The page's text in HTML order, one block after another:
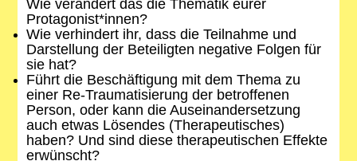
Wie verändert das die Thematik eurer
Protagonist*innen?
Wie verhindert ihr, dass die Teilnahme und
Darstellung der Beteiligten negative Folgen für
sie hat?
Führt die Beschäftigung mit dem Thema zu
einer Re-Traumatisierung der betroffenen
Person, oder kann die Auseinandersetzung
auch etwas Lösendes (Therapeutisches)
haben? Und sind diese therapeutischen Effekte
erwünscht?